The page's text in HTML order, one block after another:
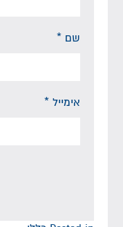
שם*
אימייל*